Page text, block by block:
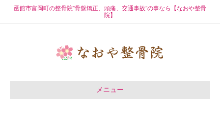
函館市富岡町の整骨院”骨盤矯正、頭痛、交通事故”の事なら【なおや整骨
院】
メニュー